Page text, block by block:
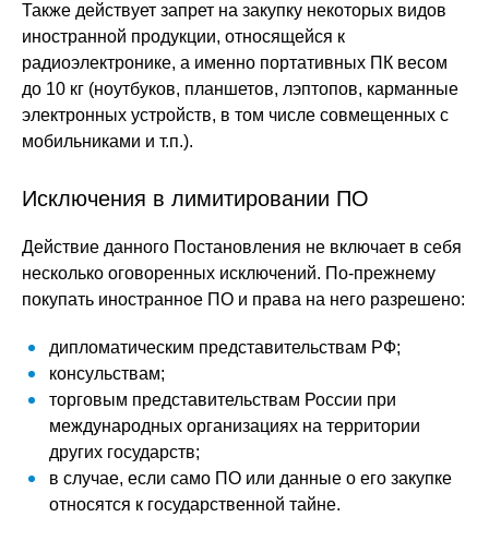
Также действует запрет на закупку некоторых видов
иностранной продукции, относящейся к
радиоэлектронике, а именно портативных ПК весом
до 10 кг (ноутбуков, планшетов, лэптопов, карманные
электронных устройств, в том числе совмещенных с
мобильниками и т.п.).
Исключения в лимитировании ПО
Действие данного Постановления не включает в себя
несколько оговоренных исключений. По-прежнему
покупать иностранное ПО и права на него разрешено:
дипломатическим представительствам РФ;
консульствам;
торговым представительствам России при
международных организациях на территории
других государств;
в случае, если само ПО или данные о его закупке
относятся к государственной тайне.